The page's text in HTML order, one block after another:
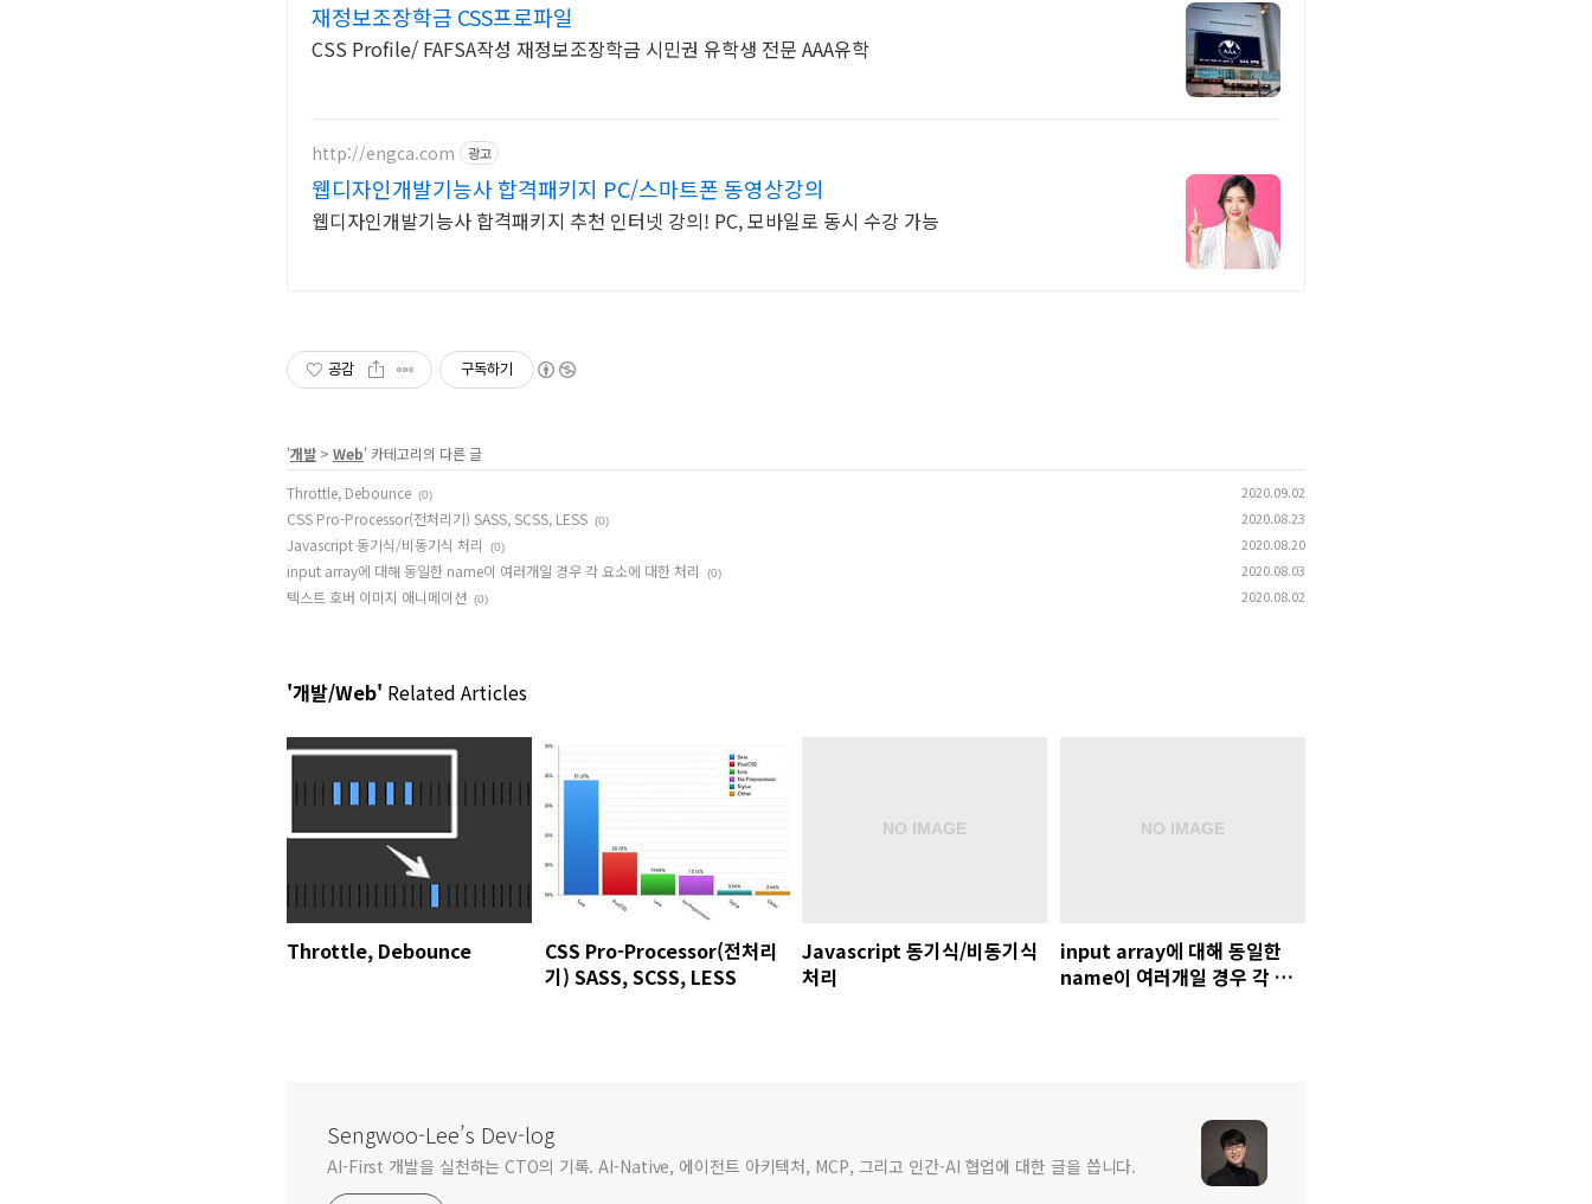
재정보조장학금 CSS프로파일
CSS Profile/ FAFSA작성 재정보조장학금 시민권 유학생 전문 AAA유학
http://engca.com 광고
웹디자인개발기능사 합격패키지 PC/스마트폰 동영상강의
웹디자인개발기능사 합격패키지 추천 인터넷 강의! PC, 모바일로 동시 수강 가능
공감 구독하기
'개발 > Web' 카테고리의 다른 글
Throttle, Debounce (0) 2020.09.02
CSS Pro-Processor(전처리기) SASS, SCSS, LESS (0) 2020.08.23
Javascript 동기식/비동기식 처리 (0) 2020.08.20
input array에 대해 동일한 name이 여러개일 경우 각 요소에 대한 처리 (0) 2020.08.03
텍스트 호버 이미지 애니메이션 (0) 2020.08.02
'개발/Web' Related Articles
Throttle, Debounce
CSS Pro-Processor(전처리
기) SASS, SCSS, LESS
Javascript 동기식/비동기식
처리
input array에 대해 동일한
name이 여러개일 경우 각 요
Sengwoo-Lee’s Dev-log
AI-First 개발을 실천하는 CTO의 기록. AI-Native, 에이전트 아키텍처, MCP, 그리고 인간-AI 협업에 대한 글을 씁니다.